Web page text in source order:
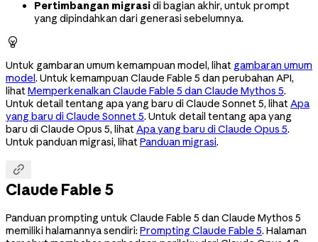
Pertimbangan migrasidi bagian akhir, untuk prompt
yang dipindahkan dari generasi sebelumnya.

Untuk gambaran umum kemampuan model, lihat gambaran umum
model. Untuk kemampuan Claude Fable 5 dan perubahan API,
lihatMemperkenalkan Claude Fable 5 dan Claude Mythos 5.
Untuk detail tentang apa yang baru di Claude Sonnet 5, lihatApa
yang baru di Claude Sonnet 5. Untuk detail tentang apa yang
baru di Claude Opus 5, lihatApa yang baru di Claude Opus 5.
Untuk panduan migrasi, lihatPanduan migrasi.

Claude Fable 5
Panduan prompting untuk Claude Fable 5 dan Claude Mythos 5
memiliki halamannya sendiri: Prompting Claude Fable 5. Halaman